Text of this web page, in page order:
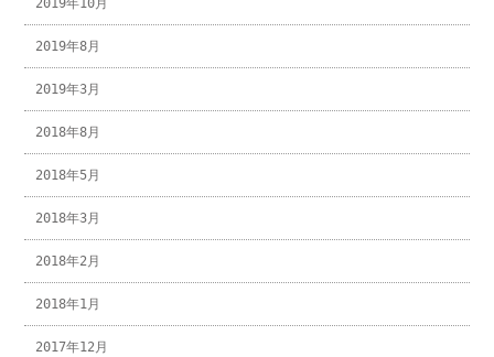
2019年10月
2019年8月
2019年3月
2018年8月
2018年5月
2018年3月
2018年2月
2018年1月
2017年12月